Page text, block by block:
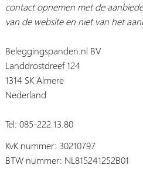
contact opnemen met de
van de website en niet van het
Beleggingspanden.nl BV
Landdrostdreef 124
1314 SK Almere
Nederland
Tel: 085-222.13.80
KvK nummer: 30210797
BTW nummer: NL815241252B01